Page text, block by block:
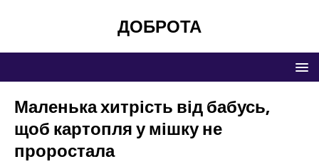
ДОБРОТА
Маленька хитрість від бабусь,
щоб картопля у мішку не
проростала